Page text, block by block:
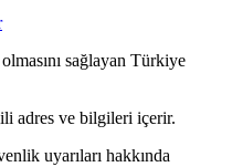
sağlayan Türkiye
adres ve bilgileri içerir.
uyarıları hakkında